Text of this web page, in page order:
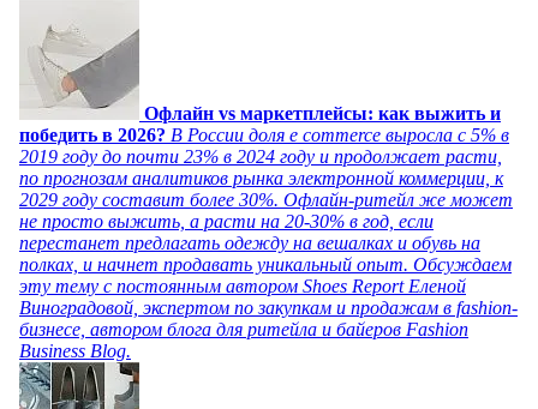
Офлайн vs маркетплейсы: как выжить и
победить в 2026? В России доля e commerce выросла с 5% в
2019 году до почти 23% в 2024 году и продолжает расти,
по прогнозам аналитиков рынка электронной коммерции, к
2029 году составит более 30%. Офлайн-ритейл же может
не просто выжить, а расти на 20-30% в год, если
перестанет предлагать одежду на вешалках и обувь на
полках, и начнет продавать уникальный опыт. Обсуждаем
эту тему с постоянным автором Shoes Report Еленой
Виноградовой, экспертом по закупкам и продажам в fashion-
бизнесе, автором блога для ритейла и байеров Fashion
Business Blog.